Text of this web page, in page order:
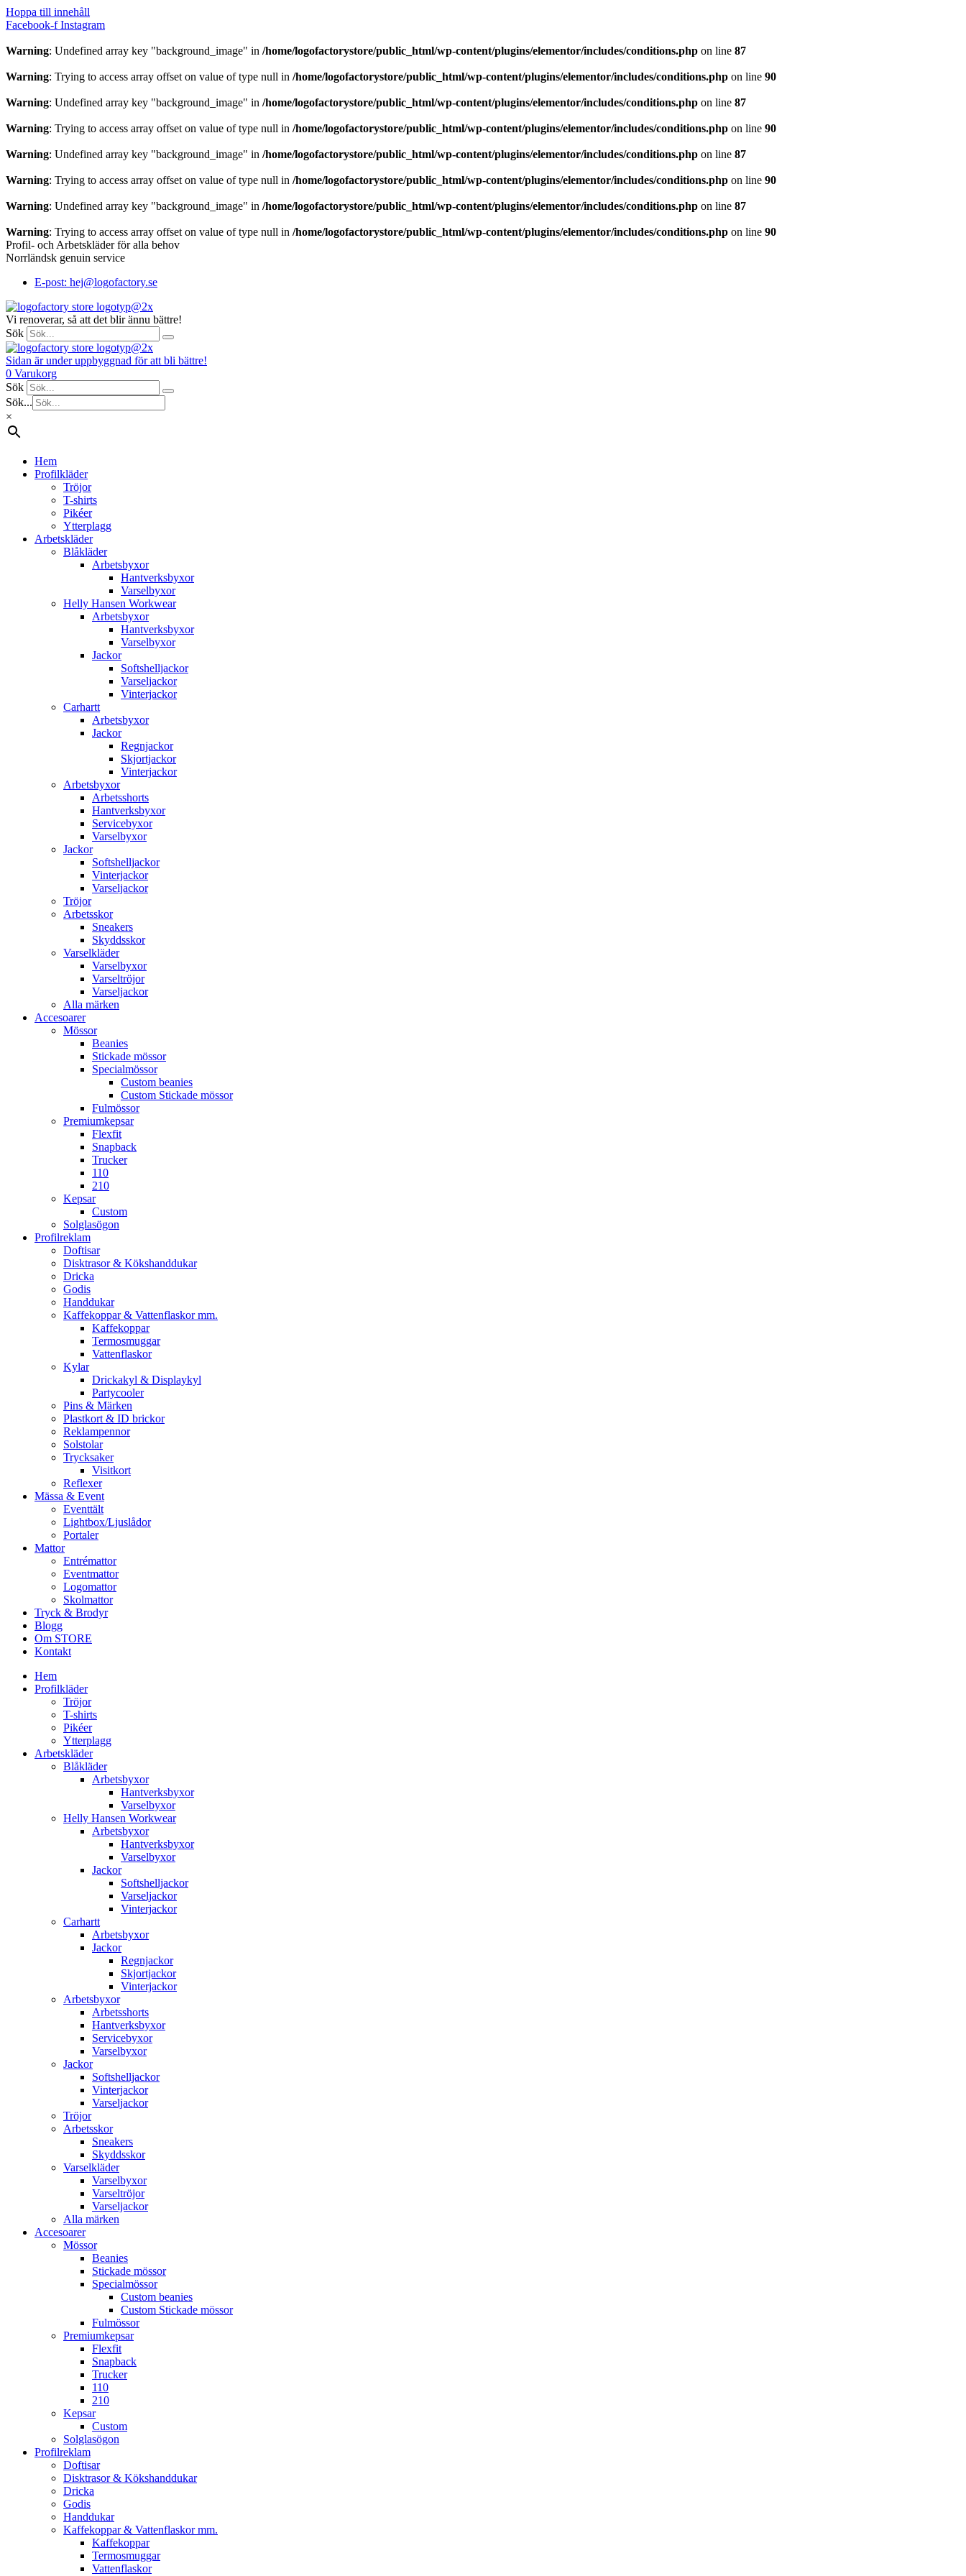
Hoppa till innehåll
Facebook-f Instagram
Warning: Undefined array key "background_image" in /home/logofactorystore/public_html/wp-content/plugins/elementor/includes/conditions.php on line 87
Warning: Trying to access array offset on value of type null in /home/logofactorystore/public_html/wp-content/plugins/elementor/includes/conditions.php on line 90
Warning: Undefined array key "background_image" in /home/logofactorystore/public_html/wp-content/plugins/elementor/includes/conditions.php on line 87
Warning: Trying to access array offset on value of type null in /home/logofactorystore/public_html/wp-content/plugins/elementor/includes/conditions.php on line 90
Warning: Undefined array key "background_image" in /home/logofactorystore/public_html/wp-content/plugins/elementor/includes/conditions.php on line 87
Warning: Trying to access array offset on value of type null in /home/logofactorystore/public_html/wp-content/plugins/elementor/includes/conditions.php on line 90
Warning: Undefined array key "background_image" in /home/logofactorystore/public_html/wp-content/plugins/elementor/includes/conditions.php on line 87
Warning: Trying to access array offset on value of type null in /home/logofactorystore/public_html/wp-content/plugins/elementor/includes/conditions.php on line 90
Profil- och Arbetskläder för alla behov
Norrländsk genuin service
E-post: hej@logofactory.se
Vi renoverar, så att det blir ännu bättre!
Sök
Sidan är under uppbyggnad för att bli bättre!
0 Varukorg
Sök
Sök...
×
Hem
Profilkläder
Tröjor
T-shirts
Pikéer
Ytterplagg
Arbetskläder
Blåkläder
Arbetsbyxor
Hantverksbyxor
Varselbyxor
Helly Hansen Workwear
Arbetsbyxor
Hantverksbyxor
Varselbyxor
Jackor
Softshelljackor
Varseljackor
Vinterjackor
Carhartt
Arbetsbyxor
Jackor
Regnjackor
Skjortjackor
Vinterjackor
Arbetsbyxor
Arbetsshorts
Hantverksbyxor
Servicebyxor
Varselbyxor
Jackor
Softshelljackor
Vinterjackor
Varseljackor
Tröjor
Arbetsskor
Sneakers
Skyddsskor
Varselkläder
Varselbyxor
Varseltröjor
Varseljackor
Alla märken
Accesoarer
Mössor
Beanies
Stickade mössor
Specialmössor
Custom beanies
Custom Stickade mössor
Fulmössor
Premiumkepsar
Flexfit
Snapback
Trucker
110
210
Kepsar
Custom
Solglasögon
Profilreklam
Doftisar
Disktrasor & Kökshanddukar
Dricka
Godis
Handdukar
Kaffekoppar & Vattenflaskor mm.
Kaffekoppar
Termosmuggar
Vattenflaskor
Kylar
Drickakyl & Displaykyl
Partycooler
Pins & Märken
Plastkort & ID brickor
Reklampennor
Solstolar
Trycksaker
Visitkort
Reflexer
Mässa & Event
Eventtält
Lightbox/Ljuslådor
Portaler
Mattor
Entrémattor
Eventmattor
Logomattor
Skolmattor
Tryck & Brodyr
Blogg
Om STORE
Kontakt
Hem
Profilkläder
Tröjor
T-shirts
Pikéer
Ytterplagg
Arbetskläder
Blåkläder
Arbetsbyxor
Hantverksbyxor
Varselbyxor
Helly Hansen Workwear
Arbetsbyxor
Hantverksbyxor
Varselbyxor
Jackor
Softshelljackor
Varseljackor
Vinterjackor
Carhartt
Arbetsbyxor
Jackor
Regnjackor
Skjortjackor
Vinterjackor
Arbetsbyxor
Arbetsshorts
Hantverksbyxor
Servicebyxor
Varselbyxor
Jackor
Softshelljackor
Vinterjackor
Varseljackor
Tröjor
Arbetsskor
Sneakers
Skyddsskor
Varselkläder
Varselbyxor
Varseltröjor
Varseljackor
Alla märken
Accesoarer
Mössor
Beanies
Stickade mössor
Specialmössor
Custom beanies
Custom Stickade mössor
Fulmössor
Premiumkepsar
Flexfit
Snapback
Trucker
110
210
Kepsar
Custom
Solglasögon
Profilreklam
Doftisar
Disktrasor & Kökshanddukar
Dricka
Godis
Handdukar
Kaffekoppar & Vattenflaskor mm.
Kaffekoppar
Termosmuggar
Vattenflaskor